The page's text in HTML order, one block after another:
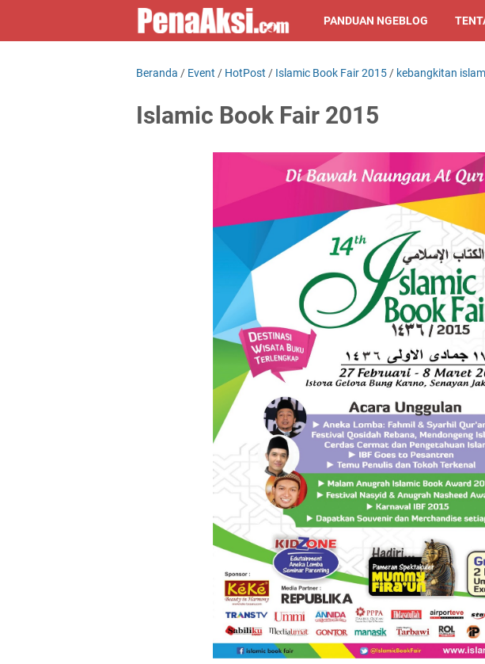
PANDUAN NGEBLOG
Beranda / Event / HotPost / Islamic Book Fair 2015 / kebangkitan islam
Islamic Book Fair 2015